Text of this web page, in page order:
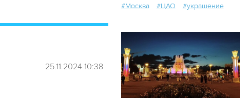
25.11.2024 10:38
#Москва
#ЦАО #украшение